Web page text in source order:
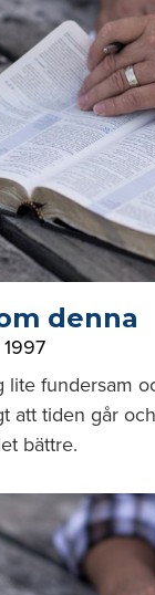
denna
lite fundersam
att tiden går
bättre.